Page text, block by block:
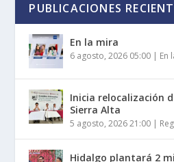
PUBLICACIONES
En la mira
6 agosto, 2026 05:00 | En
Inicia relocalización
Sierra Alta
5 agosto, 2026 21:00 |
Hidalgo plantará 2